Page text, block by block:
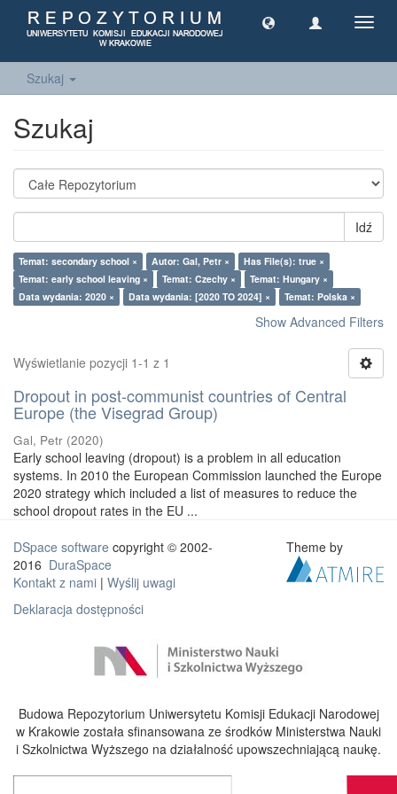
Szukaj
Szukaj
Idź
Temat: secondary school × Autor: Gal, Petr ×
Has File(s): true ×
Temat: early school leaving ×
Temat: Czechy ×
Temat: Hungary ×
Data wydania: 2020 ×
Data wydania: [2020 TO 2024] × Temat: Polska ×
Show Advanced Filters
Wyświetlanie pozycji 1-1 z 1
Dropout in post-communist countries of Central
Europe (the Visegrad Group)
Gal, Petr (2020)
Early school leaving (dropout) is a problem in all education
systems. In 2010 the European Commission launched the Europe
2020 strategy which included a list of measures to reduce the
school dropout rates in the EU ...
DSpace software copyright © 2002-
2016 DuraSpace
Kontakt z nami | Wyślij uwagi
Deklaracja dostępności
Theme by
Budowa Repozytorium Uniwersytetu Komisji Edukacji Narodowej
w Krakowie została sfinansowana ze środków Ministerstwa Nauki
i Szkolnictwa Wyższego na działalność upowszechniającą naukę.